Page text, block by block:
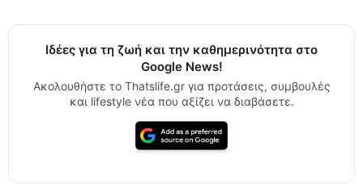
Ιδέες για τη ζωή και την καθημερινότητα στο
Google News!
Ακολουθήστε το Thatslife.gr για προτάσεις, συμβουλές
και lifestyle νέα που αξίζει να διαβάσετε.